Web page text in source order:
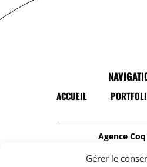
Gérer le
ACCUEIL
Agence
Notre agence de